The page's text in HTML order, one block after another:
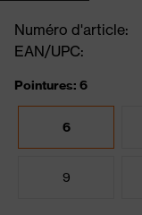
Numéro d'article:
EAN/UPC:
Pointures: 6
6
9